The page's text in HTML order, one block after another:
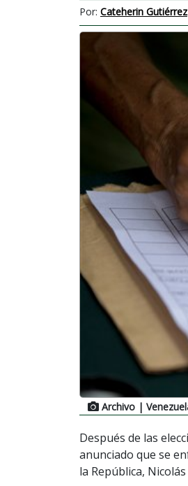
Por: Cateherin Gutiérrez
Archivo |
Después de las
anunciado que se
la República,